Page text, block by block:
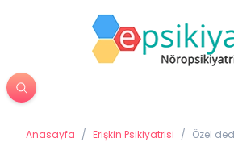
Anasayfa / Erişkin Psikiyatrisi / Özel